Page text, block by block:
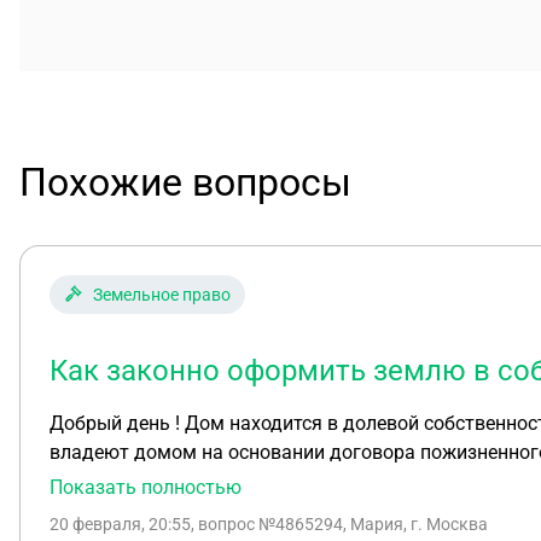
Похожие вопросы
Земельное право
Как законно оформить землю в
Добрый день ! Дом находится в долевой собственности . Земля в собственности администрации города . Дом 1950 года постройки. Конечные собственниками
владеют домом на основании договора пожизненного содержания и на основании решения суда ( оспаривание наследства ). Администрации отказывает в
оформлении земли . Как законно оформить землю в
Показать полностью
20 февраля, 20:55, вопрос №4865294, Мария, г. Москва